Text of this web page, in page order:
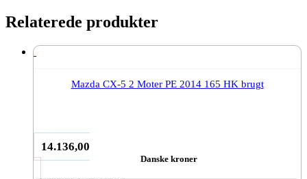
Relaterede produkter
Mazda CX-5 2 Moter PE 2014 165 HK brugt
14.136,00
Danske kroner